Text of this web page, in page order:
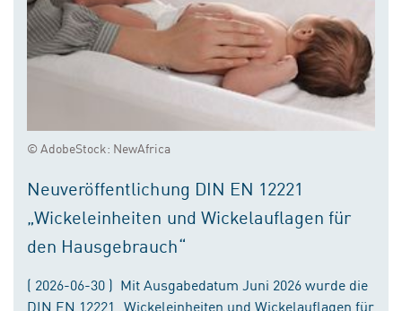
© AdobeStock: NewAfrica
Neuveröffentlichung DIN EN 12221
„Wickeleinheiten und Wickelauflagen für
den Hausgebrauch“
( 2026-06-30 ) Mit Ausgabedatum Juni 2026 wurde die
DIN EN 12221 „Wickeleinheiten und Wickelauflagen für